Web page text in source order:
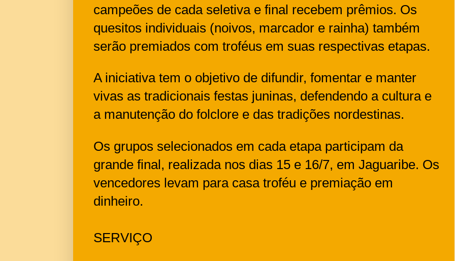
campeões de cada seletiva e final recebem prêmios. Os
quesitos individuais (noivos, marcador e rainha) também
serão premiados com troféus em suas respectivas etapas.
A iniciativa tem o objetivo de difundir, fomentar e manter
vivas as tradicionais festas juninas, defendendo a cultura e
a manutenção do folclore e das tradições nordestinas.
Os grupos selecionados em cada etapa participam da
grande final, realizada nos dias 15 e 16/7, em Jaguaribe. Os
vencedores levam para casa troféu e premiação em
dinheiro.
SERVIÇO